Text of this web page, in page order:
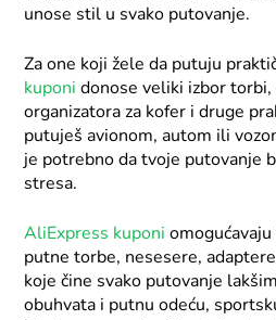
unose stil u svako putovanje.
Za one koji žele da putuju
kuponi donose veliki izbor torbi,
organizatora za kofer i druge
putuješ avionom, autom ili
je potrebno da tvoje putovanje
stresa.
AliExpress kuponi
putne torbe, nesesere,
koje čine svako putovanje
obuhvata i putnu odeću,